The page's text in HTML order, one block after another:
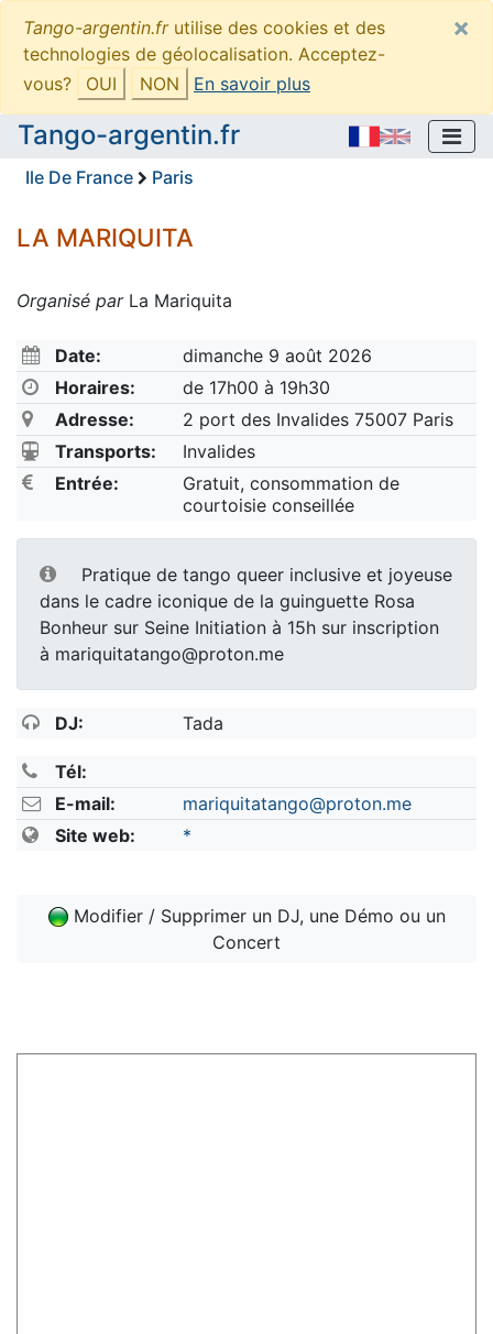
Tango-argentin.frutilise des cookies et des
technologies de géolocalisation. Acceptez-
vous?
OUI NON En savoir plus
×
Tango-argentin.fr
Ile De France Paris
LA MARIQUITA
Organisé parLa Mariquita
Date:
dimanche 9 août 2026
Horaires:
de 17h00 à 19h30
Adresse:
2 port des Invalides 75007 Paris
Transports:
Invalides
Entrée:
Gratuit, consommation de
courtoisie conseillée
Pratique de tango queer inclusive et joyeuse
dans le cadre iconique de la guinguette Rosa
Bonheur sur Seine Initiation à 15h sur inscription
à mariquitatango@proton.me
DJ: Tada
Tél:
E-mail:
mariquitatango@proton.me
Site web:
*
Modifier / Supprimer un DJ, une Démo ou un
Concert